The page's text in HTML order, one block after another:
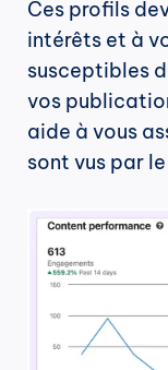
Ces profils
intérêts et à
susceptibles
vos
aide à vous
sont vus par